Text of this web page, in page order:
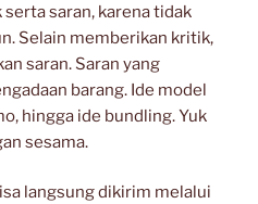
saran, karena tidak
Selain memberikan kritik,
saran. Saran yang
barang. Ide model
hingga ide bundling. Yuk
sesama.
langsung dikirim melalui